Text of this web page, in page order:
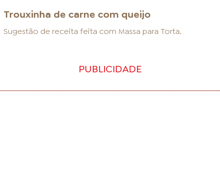
Trouxinha de carne com queijo
Sugestão de receita feita com Massa para Torta.
PUBLICIDADE